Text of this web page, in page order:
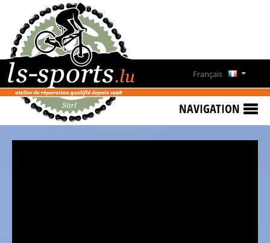
Français
English
NAVIGATION
ACCUEIL
PROMOTIONS
NEWS
&
EVENTS
VÉLOS
DE